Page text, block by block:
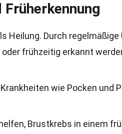
Früherkennung
Heilung. Durch
frühzeitig erkannt
wie Pocken und
helfen, Brustkrebs in einem